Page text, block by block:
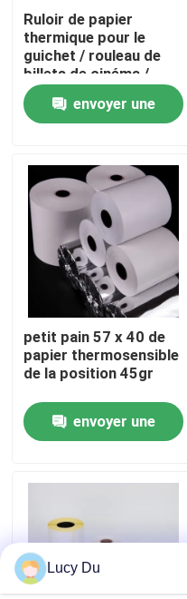
À la maison
Produits
À propos de nous
Visite de l'usine
Contrôle de la qualité
Nous contacter
Nouvelles
Petit pain de papier
Petit pain thermique
Ruloir de papier
thermique pour le
guichet / rouleau de
billets de cinéma /
loterie
envoyer une
petit pain 57 x 40 de
papier thermosensible
de la position 45gr
envoyer une
Lucy Du